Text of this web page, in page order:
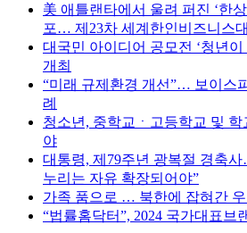
美 애틀랜타에서 울려 퍼진 ‘한
포… 제23차 세계한인비즈니스
대국민 아이디어 공모전 ‘청년
개최
“미래 규제환경 개선”… 보이스
례
청소년, 중학교ㆍ고등학교 및 학
야
대통령, 제79주년 광복절 경축
누리는 자유 확장되어야”
가족 품으로 … 북한에 잡혀간
“법률홈닥터”, 2024 국가대표브